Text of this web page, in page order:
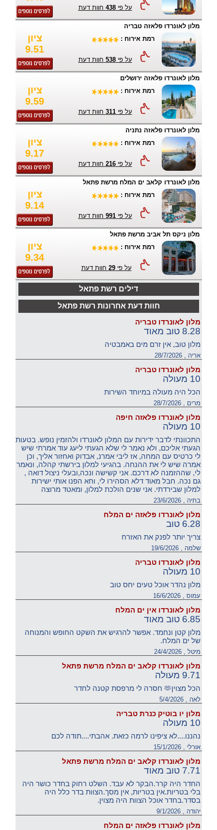
על פי438 חוות דעת
מלון לאונרדו פלאזה טבריה
ציון
9.51
רמת אירוח :
על פי538 חוות דעת
מלון לאונרדו פלאזה ירושלים
ציון
9.59
רמת אירוח :
על פי311 חוות דעת
מלון לאונרדו פלאזה נתניה
ציון
9.17
רמת אירוח :
על פי216 חוות דעת
מלון לאונרדו קלאב ים המלח מרשת פתאל
ציון
9.14
רמת אירוח :
על פי991 חוות דעת
מלון ניקס תל אביב מרשת פתאל
ציון
9.34
רמת אירוח :
על פי29 חוות דעת
דילים רשת פתאל
חוות דעת אחרונות רשת פתאל
מלון לאונרדו טבריה
8.28 טוב מאוד
מלון טוב, אין זרם מים באמבטיה
אריה , 28/7/2026
מלון לאונרדו טבריה
10 מעולה
הכל היה מעולה במיוחד השירות
מרים , 28/7/2026
מלון לאונרדו פלאזה חיפה
10 מעולה
התכוונתי לדבר ידירות עם המלון לאונרדו ולהזמין נופש. בטעות
הגעתי אליכם, ולא נאמר לי שלא הגעתי ליעג עוד אמרתי שיש
לי כרטיס עם המחה, אז ליבי אמרנ, אבדוק ואחזור אליך, וכן
אמרה שיש לי את ההנחה. בהגיעי למלון בירשתי קהלה, ונאמר
לי, שההזמנה לא דרכם. אני קשישה ונכה,ובעלי ניצול דואה ,
גם נכה. חבל מאוד דלא הסהירו לי, וחא הפנו אותי ישירות
למלון שבירדתי. אני שנים הולכת למלון, ומאטד מרוצה
בתיה , 23/6/2026
מלון לאונרדו פלאזה ים המלח
6.28 טוב
צריך יותר לפנק את האזרח
שלמה , 19/6/2026
מלון לאונרדו טבריה
10 מעולה
מלון נהדר אוכל טעים יחס טוב
עמוס , 16/6/2026
מלון לאונרדו אין ים המלח
6.85 טוב מאוד
מלון קטן ונחמד. אפשר להרגיש את השקט החופש והמנוחה
של ים המלח.
מיטל , 24/4/2026
מלון לאונרדו קלאב ים המלח מרשת פתאל
9.71 מעולה
הכל מצוין🫶 חסרה לי מרפסת קטנה לחדר
לאה , 5/4/2026
מלון יו בוטיק כנרת טבריה
10 מעולה
נהננו....לא ציפינו לרמה כזאת. אהבתי....תודה לכם
אורלי , 15/1/2026
מלון לאונרדו קלאב ים המלח מרשת פתאל
7.71 טוב מאוד
החדר היה קרר.הבקר לא עבד. השלט רחוק בחדר כושר היה
בלי בטריות.אין בטריות, אין מסך.הצוות בדר כלל היה
בסדר.בחדר אוכל הצוות היה מצוין.
יהודה , 9/1/2026
מלון לאונרדו פלאזה ים המלח